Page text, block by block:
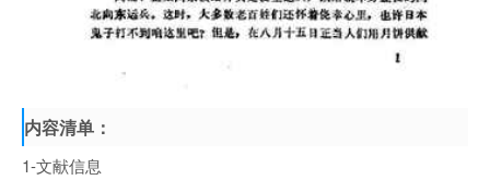
内容清单：
1-文献信息